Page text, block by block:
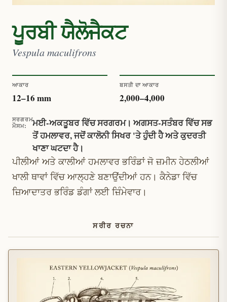
ਪੂਰਬੀ ਯੈਲੋਜੈਕਟ
Vespula maculifrons
ਆਕਾਰ
12–16 mm
ਬਸਤੀ ਦਾ ਆਕਾਰ
2,000–4,000
ਸਰਗਰਮ
ਮੌਸਮ:
ਮਈ-ਅਕਤੂਬਰ ਵਿੱਚ ਸਰਗਰਮ। ਅਗਸਤ-ਸਤੰਬਰ ਵਿੱਚ ਸਭ
ਤੋਂ ਹਮਲਾਵਰ, ਜਦੋਂ ਕਾਲੋਨੀ ਸਿਖਰ 'ਤੇ ਹੁੰਦੀ ਹੈ ਅਤੇ ਕੁਦਰਤੀ
ਖਾਣਾ ਘਟਦਾ ਹੈ।
ਪੀਲੀਆਂ ਅਤੇ ਕਾਲੀਆਂ ਹਮਲਾਵਰ ਭਰਿੰਡਾਂ ਜੋ ਜ਼ਮੀਨ ਹੇਠਲੀਆਂ
ਖਾਲੀ ਥਾਵਾਂ ਵਿੱਚ ਆਲ੍ਹਣੇ ਬਣਾਉਂਦੀਆਂ ਹਨ। ਕੈਨੇਡਾ ਵਿੱਚ
ਜ਼ਿਆਦਾਤਰ ਭਰਿੰਡ ਡੰਗਾਂ ਲਈ ਜ਼ਿੰਮੇਵਾਰ।
ਸਰੀਰ ਰਚਨਾ